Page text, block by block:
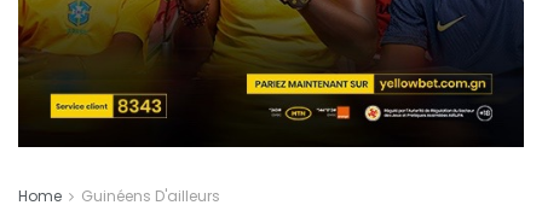
Home Guinéens D'ailleurs